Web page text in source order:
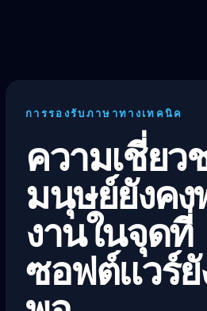
การรองรับภาษาทางเทคนิค
ความเชี่ย
มนุษย์ยังคง
งานในจุดที่
ซอฟต์แวร์ยั